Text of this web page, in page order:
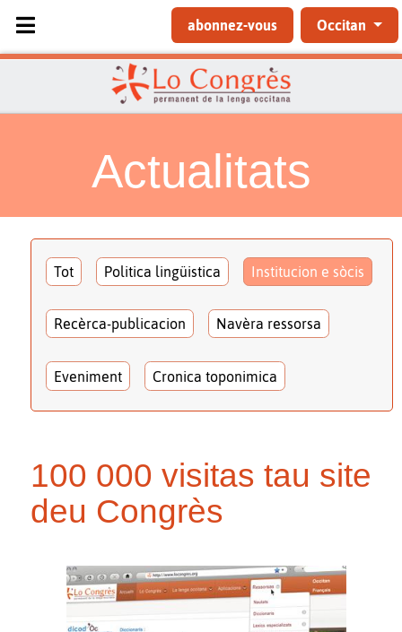
Sélectionnez votre langue
abonnez-vous Occitan
Actualitats
Tot Politica lingüistica Institucion e sòcis
Recèrca-publicacion Navèra ressorsa
Eveniment Cronica toponimica
100 000 visitas tau site
deu Congrès